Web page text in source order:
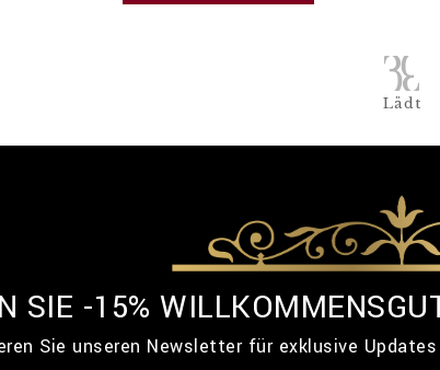
Lädt
SIE -15%
Sie unseren Newsletter für exklusive